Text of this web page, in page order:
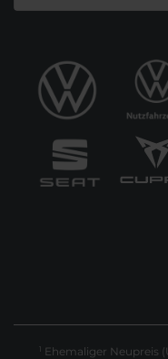
1 Ehemaliger Neupreis